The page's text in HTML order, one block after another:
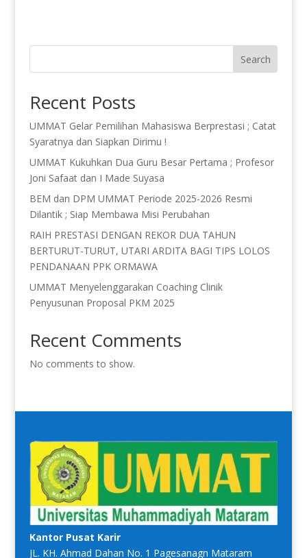
Search
Recent Posts
UMMAT Gelar Pemilihan Mahasiswa Berprestasi ; Catat
Syaratnya dan Siapkan Dirimu !
UMMAT Kukuhkan Dua Guru Besar Pertama ; Profesor
Joni Safaat dan I Made Suyasa
BEM dan DPM UMMAT Periode 2025-2026 Resmi
Dilantik ; Siap Membawa Misi Perubahan
RAIH PRESTASI DENGAN REKOR DUA TAHUN
BERTURUT-TURUT, UTARI ARDITA BAGI TIPS LOLOS
PENDANAAN PPK ORMAWA
UMMAT Menyelenggarakan Coaching Clinik
Penyusunan Proposal PKM 2025
Recent Comments
No comments to show.
Kantor Pusat Karir
JL. KH. Ahmad Dahan No. 1 Pagesanagn Mataram